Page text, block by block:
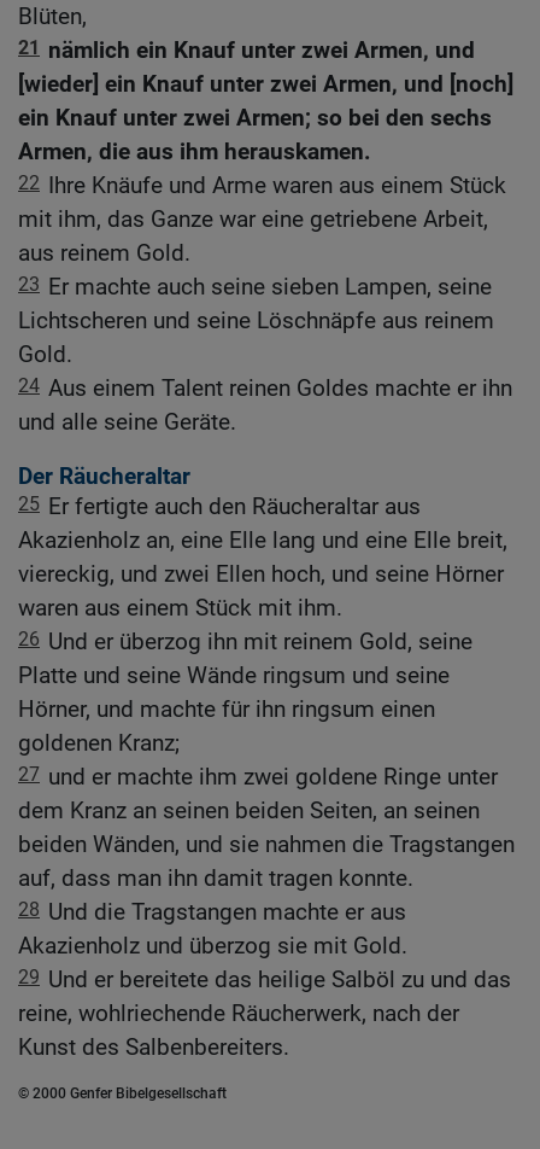
Blüten,
21 nämlich ein Knauf unter zwei Armen, und
[wieder] ein Knauf unter zwei Armen, und [noch]
ein Knauf unter zwei Armen; so bei den sechs
Armen, die aus ihm herauskamen.
22 Ihre Knäufe und Arme waren aus einem Stück
mit ihm, das Ganze war eine getriebene Arbeit,
aus reinem Gold.
23 Er machte auch seine sieben Lampen, seine
Lichtscheren und seine Löschnäpfe aus reinem
Gold.
24 Aus einem Talent reinen Goldes machte er ihn
und alle seine Geräte.
Der Räucheraltar
25 Er fertigte auch den Räucheraltar aus
Akazienholz an, eine Elle lang und eine Elle breit,
viereckig, und zwei Ellen hoch, und seine Hörner
waren aus einem Stück mit ihm.
26 Und er überzog ihn mit reinem Gold, seine
Platte und seine Wände ringsum und seine
Hörner, und machte für ihn ringsum einen
goldenen Kranz;
27 und er machte ihm zwei goldene Ringe unter
dem Kranz an seinen beiden Seiten, an seinen
beiden Wänden, und sie nahmen die Tragstangen
auf, dass man ihn damit tragen konnte.
28 Und die Tragstangen machte er aus
Akazienholz und überzog sie mit Gold.
29 Und er bereitete das heilige Salböl zu und das
reine, wohlriechende Räucherwerk, nach der
Kunst des Salbenbereiters.
© 2000 Genfer Bibelgesellschaft